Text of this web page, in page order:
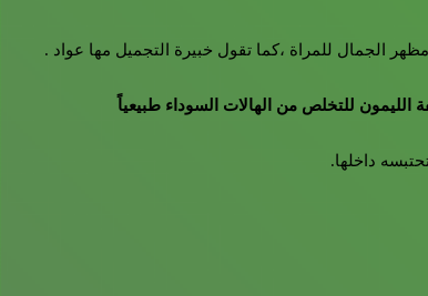
الجمال للمراة ،كما تقول خبيرة التجميل مها عواد .
الليمون للتخلص من الهالات السوداء طبيعياً